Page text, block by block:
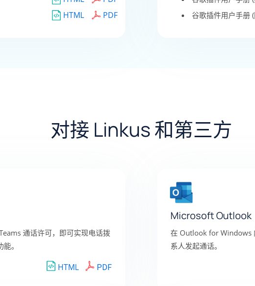
HTML PDF 谷歌插件用户手册
对接 Linkus 和第三方
通话许可，即可实现电话拨
。
HTML PDF
Microsoft Outlook
在 Outlook for Windows
系人发起通话。